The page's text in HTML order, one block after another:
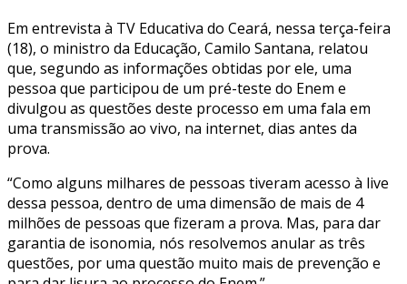
Em entrevista à TV Educativa do Ceará, nessa terça-feira
(18), o ministro da Educação, Camilo Santana, relatou
que, segundo as informações obtidas por ele, uma
pessoa que participou de um pré-teste do Enem e
divulgou as questões deste processo em uma fala em
uma transmissão ao vivo, na internet, dias antes da
prova.
“Como alguns milhares de pessoas tiveram acesso à live
dessa pessoa, dentro de uma dimensão de mais de 4
milhões de pessoas que fizeram a prova. Mas, para dar
garantia de isonomia, nós resolvemos anular as três
questões, por uma questão muito mais de prevenção e